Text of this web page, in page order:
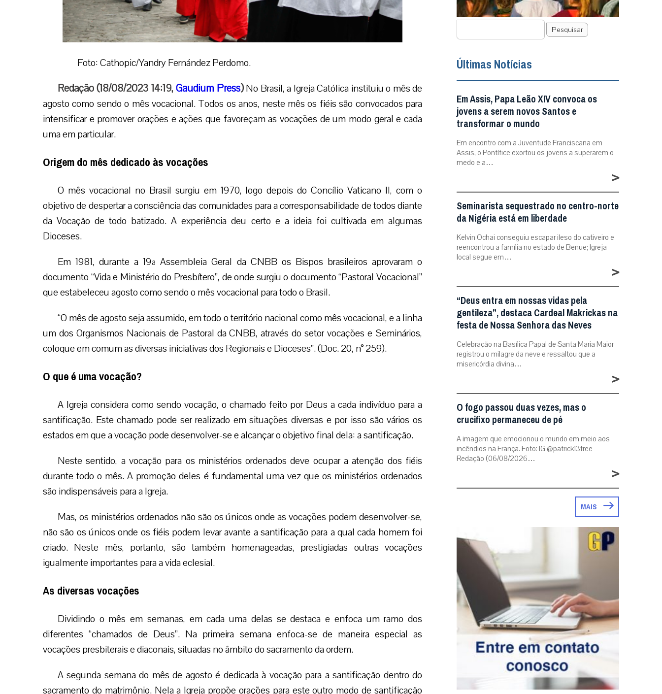
Foto: Cathopic/Yandry Fernández Perdomo.
Redação (18/08/2023 14:19,Gaudium Press)No Brasil, a Igreja Católica instituiu o mês de
agosto como sendo o mês vocacional. Todos os anos, neste mês os fiéis são convocados para
intensificar e promover orações e ações que favoreçam as vocações de um modo geral e cada
uma em particular.
Origem do mês dedicado às vocações
O mês vocacional no Brasil surgiu em 1970, logo depois do Concílio Vaticano II, com o
objetivo de despertar a consciência das comunidades para a corresponsabilidade de todos diante
da Vocação de todo batizado. A experiência deu certo e a ideia foi cultivada em algumas
Dioceses.
Em 1981, durante a 19ª Assembleia Geral da CNBB os Bispos brasileiros aprovaram o
documento “Vida e Ministério do Presbítero”, de onde surgiu o documento “Pastoral Vocacional”
que estabeleceu agosto como sendo o mês vocacional para todo o Brasil.
“O mês de agosto seja assumido, em todo o território nacional como mês vocacional, e a linha
um dos Organismos Nacionais de Pastoral da CNBB, através do setor vocações e Seminários,
coloque em comum as diversas iniciativas dos Regionais e Dioceses”. (Doc. 20, n° 259).
O que é uma vocação?
A Igreja considera como sendo vocação, o chamado feito por Deus a cada indivíduo para a
santificação. Este chamado pode ser realizado em situações diversas e por isso são vários os
estados em que a vocação pode desenvolver-se e alcançar o objetivo final dela: a santificação.
Neste sentido, a vocação para os ministérios ordenados deve ocupar a atenção dos fiéis
durante todo o mês. A promoção deles é fundamental uma vez que os ministérios ordenados
são indispensáveis para a Igreja.
Mas, os ministérios ordenados não são os únicos onde as vocações podem desenvolver-se,
não são os únicos onde os fiéis podem levar avante a santificação para a qual cada homem foi
criado. Neste mês, portanto, são também homenageadas, prestigiadas outras vocações
igualmente importantes para a vida eclesial.
As diversas vocações
Dividindo o mês em semanas, em cada uma delas se destaca e enfoca um ramo dos
diferentes “chamados de Deus”. Na primeira semana enfoca-se de maneira especial as
vocações presbiterais e diaconais, situadas no âmbito do sacramento da ordem.
A segunda semana do mês de agosto é dedicada à vocação para a santificação dentro do
sacramento do matrimônio. Nela a Igreja propõe orações para este outro modo de santificação
Pesquisar
Últimas Notícias
Em Assis, Papa Leão XIV convoca os
jovens a serem novos Santos e
transformar o mundo
Em encontro com a Juventude Franciscana em
Assis, o Pontífice exortou os jovens a superarem o
medo e a…
>
Seminarista sequestrado no centro-norte
da Nigéria está em liberdade
Kelvin Ochai conseguiu escapar ileso do cativeiro e
reencontrou a família no estado de Benue; Igreja
local segue em…
>
“Deus entra em nossas vidas pela
gentileza”, destaca Cardeal Makrickas na
festa de Nossa Senhora das Neves
Celebração na Basílica Papal de Santa Maria Maior
registrou o milagre da neve e ressaltou que a
misericórdia divina…
>
O fogo passou duas vezes, mas o
crucifixo permaneceu de pé
A imagem que emocionou o mundo em meio aos
incêndios na França. Foto: IG @patrick13free
Redação (06/08/2026…
>
MAIS